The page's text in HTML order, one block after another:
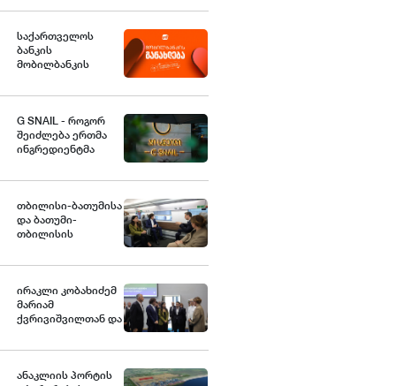
საქართველოში
საქართველოს
ბანკის
მობილბანკის
ახალი
G SNAIL - როგორ
შეიძლება ერთმა
ინგრედიენტმა
საერთაშორისო
კონცეფციას
ჩაუყაროს
საფუძველი
თბილისი-ბათუმისა
და ბათუმი-
თბილისის
მატარებლით
ხანგრძლივობა 4
საათამდე
შემცირდა -
თბილისის
საქართველოს
ირაკლი კობახიძემ
მარიამ
ქვრივიშვილთან და
პატარაძესთან
სახელმწიფო
ანაკლიის პორტის